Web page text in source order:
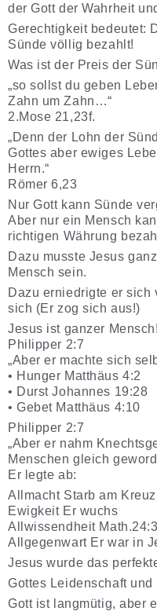
der Gott der Wahrheit
Gerechtigkeit bedeutet:
Sünde völlig bezahlt!
Was ist der Preis der
„so sollst du geben
Zahn um Zahn…“
2.Mose 21,23f.
„Denn der Lohn der
Gottes aber ewiges
Herrn.“
Römer 6,23
Nur Gott kann Sünde
Aber nur ein Mensch
richtigen Währung
Dazu musste Jesus
Mensch sein.
Dazu erniedrigte er sich
sich (Er zog sich aus!)
Jesus ist ganzer Mensch!
Philipper 2:7
„Aber er machte sich
• Hunger Matthäus 4:2
• Durst Johannes 19:28
• Gebet Matthäus 4:10
Philipper 2:7
„Aber er nahm
Menschen gleich
Er legte ab:
Allmacht Starb am Kreuz
Ewigkeit Er wuchs
Allwissendheit
Allgegenwart Er war in
Jesus wurde das
Gottes Leidenschaft und
Gott ist langmütig, aber